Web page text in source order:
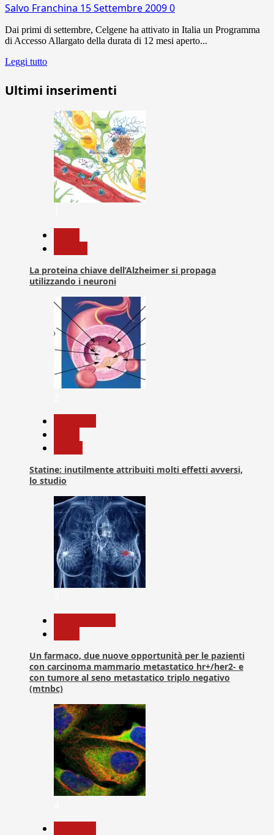
Salvo Franchina 15 Settembre 20090
Dai primi di settembre, Celgene ha attivato in Italia un Programma
di Accesso Allargato della durata di 12 mesi aperto...
Leggi tutto
Ultimi inserimenti
La proteina chiave dell’Alzheimer si propaga
utilizzando i neuroni
Statine: inutilmente attribuiti molti effetti avversi,
lo studio
Un farmaco, due nuove opportunità per le pazienti
con carcinoma mammario metastatico hr+/her2- e
con tumore al seno metastatico triplo negativo
(mtnbc)